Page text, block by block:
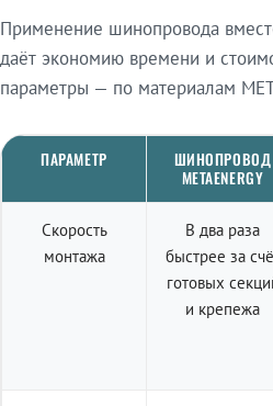
Применение шинопровода
даёт экономию времени и
параметры — по материалам
ПАРАМЕТР
ШИНОПРОВОД
METAENERGY
Скорость
монтажа
В два раза
быстрее за
готовых
и крепежа